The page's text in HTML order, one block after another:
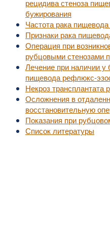
рецидива стеноза
бужирования
Частота рака
Признаки рака
Операция при
рубцовыми стенозами
Лечение при наличии у
пищевода рефлюкс-
Некроз трансплантата
Осложнения в
восстановительную
Показания при
Список литературы